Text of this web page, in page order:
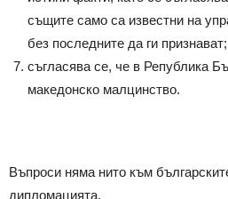
същите само са известни на
без последните да ги признават;
съгласява се, че в Република
македонско малцинство.
Въпроси няма нито към
дипломацията.